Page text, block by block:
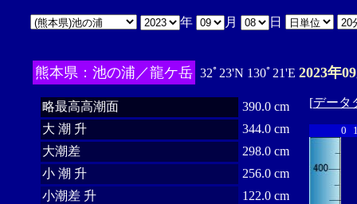
年 月 日
熊本県：池の浦／龍ケ岳 32ﾟ23'N 130ﾟ21'E 2023年
略最高高潮面
390.0 cm
大 潮 升
344.0 cm
大潮差
298.0 cm
小 潮 升
256.0 cm
小潮差 升
122.0 cm
[データ
0